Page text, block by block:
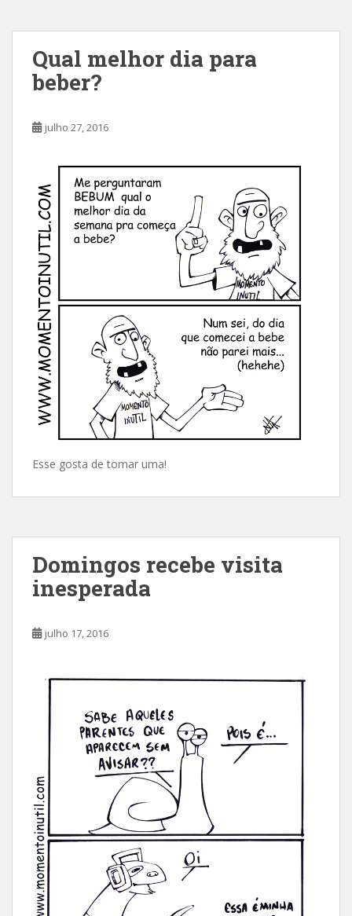
Qual melhor dia para
beber?
julho 27, 2016
Esse gosta de tomar uma!
Domingos recebe visita
inesperada
julho 17, 2016